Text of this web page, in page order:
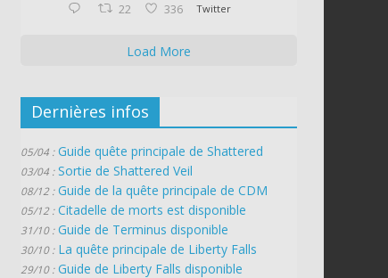
22 336 Twitter
Load More
Dernières infos
05/04 : Guide quête principale de Shattered
03/04 : Sortie de Shattered Veil
08/12 : Guide de la quête principale de CDM
05/12 : Citadelle de morts est disponible
31/10 : Guide de Terminus disponible
30/10 : La quête principale de Liberty Falls
29/10 : Guide de Liberty Falls disponible